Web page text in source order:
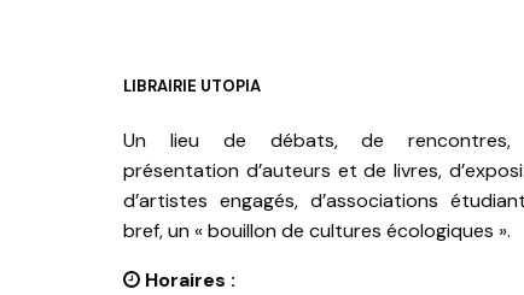
LIBRAIRIE UTOPIA
Un lieu de débats, de
présentation d’auteurs et de livres,
d’artistes engagés, d’associations
bref, un « bouillon de cultures écologiques ».
Horaires :